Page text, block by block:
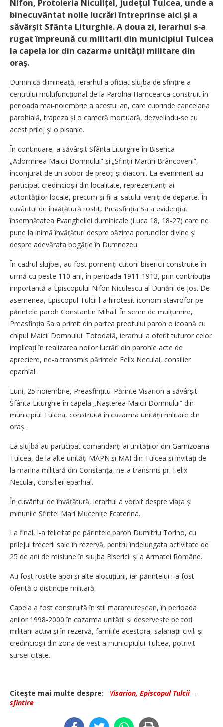
Nifon, Protoieria Niculițel, județul Tulcea, unde a
binecuvântat noile lucrări întreprinse aici și a
săvârșit Sfânta Liturghie. A doua zi, ierarhul s‑a
rugat împreună cu militarii din municipiul Tulcea
la capela lor din cazarma unității militare din
oraș.
Duminică dimineață, ierarhul a oficiat slujba de sfințire a
centrului multifuncțional de la Parohia Hamcearca construit în
perioada mai‑noiembrie a acestui an, care cuprinde cancelaria
parohială, trapeza și o cameră mortuară, dezvelindu‑se cu
acest prilej și o pisanie.
În continuare, a săvârșit Sfânta Liturghie în Biserica
„Adormirea Maicii Domnului” și „Sfinții Martiri Brâncoveni”,
înconjurat de un sobor de preoți și diaconi. La eveniment au
participat credincioșii din localitate, reprezentanți ai
autorităților locale, precum și fii ai satului veniți de departe. În
cuvântul de învățătură rostit, Preasfinția Sa a evidențiat
însemnătatea Evangheliei duminicale (Luca 18, 18‑27) care ne
pune la inimă învățături despre păzirea poruncilor divine și
despre adevărata bogăție în Dumnezeu.
În cadrul slujbei, au fost pomeniți ctitorii bisericii construite în
urmă cu peste 110 ani, în perioada 1911‑1913, prin contribuția
importantă a Episcopului Nifon Niculescu al Dunării de Jos. De
asemenea, Episcopul Tulcii l‑a hirotesit iconom stavrofor pe
părintele paroh Constantin Mihail. În semn de mulțumire,
Preasfinția Sa a primit din partea preotului paroh o icoană cu
chipul Maicii Domnului. Totodată, ierarhul a oferit tuturor celor
implicați în realizarea noilor lucrări din parohie acte de
apreciere, ne‑a transmis părintele Felix Neculai, consilier
eparhial.
Luni, 25 noiembrie, Preasfințitul Părinte Visarion a săvârșit
Sfânta Liturghie în capela „Nașterea Maicii Domnului” din
municipiul Tulcea, construită în cazarma unității militare din
oraș.
La slujbă au participat comandanți ai unităților din Garnizoana
Tulcea, de la alte unități MAPN și MAI din Tulcea și invitați de
la marina militară din Constanța, ne‑a transmis pr. Felix
Neculai, consilier eparhial.
În cuvântul de învățătură, ierarhul a vorbit despre viața și
minunile Sfintei Mari Mucenițe Ecaterina.
La final, l‑a felicitat pe părintele paroh Dumitriu Torino, cu
prilejul trecerii sale în rezervă, pentru îndelungata activitate de
25 de ani de misiune în slujba Bisericii și a Armatei Române.
Au fost rostite apoi și alte alocuțiuni, iar părintelui i‑a fost
oferită o distincție militară.
Capela a fost construită în stil maramureșean, în perioada
anilor 1998‑2000 în cazarma unității și deservește pe toți
militarii activi și în rezervă, familiile acestora, salariații civili și
credincioșii din zona de vest a municipiului Tulcea, potrivit
sursei citate.
Citeşte mai multe despre: Visarion, Episcopul Tulcii-
sfintire